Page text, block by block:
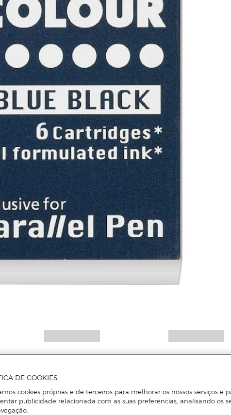
DE COOKIES
cookies próprias e de terceiros para melhorar os nossos serviços e
publicidade relacionada com as suas preferências, analisando os